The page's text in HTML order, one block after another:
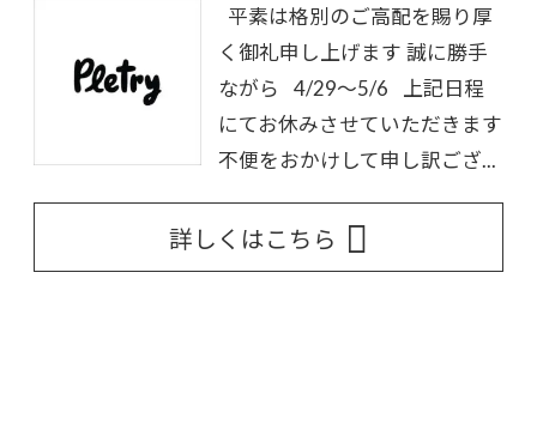
平素は格別のご高配を賜り厚
く御礼申し上げます 誠に勝手
ながら 4/29～5/6 上記日程
にてお休みさせていただきます
不便をおかけして申し訳ござ...
詳しくはこちら